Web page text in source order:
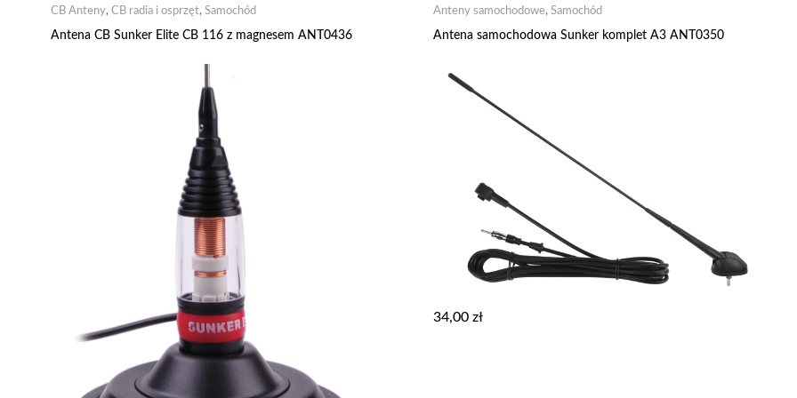
CB Anteny, CB radia i osprzęt, Samochód
Antena CB Sunker Elite CB 116 z magnesem ANT0436
Anteny samochodowe, Samochód
Antena samochodowa Sunker komplet A3 ANT0350
34,00 zł